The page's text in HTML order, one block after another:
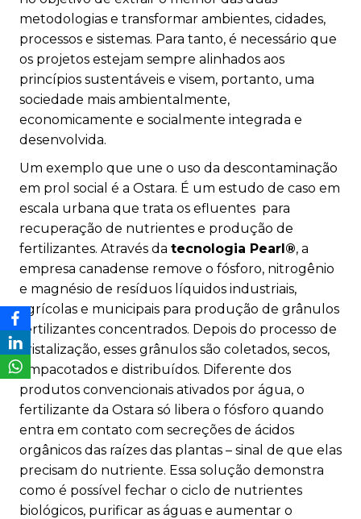
metodologias e transformar ambientes, cidades,
processos e sistemas. Para tanto, é necessário que
os projetos estejam sempre alinhados aos
princípios sustentáveis e visem, portanto, uma
sociedade mais ambientalmente,
economicamente e socialmente integrada e
desenvolvida.
Um exemplo que une o uso da descontaminação
em prol social é a Ostara. É um estudo de caso em
escala urbana que trata os efluentes para
recuperação de nutrientes e produção de
fertilizantes. Através da tecnologia Pearl®, a
empresa canadense remove o fósforo, nitrogênio
e magnésio de resíduos líquidos industriais,
agrícolas e municipais para produção de grânulos
fertilizantes concentrados. Depois do processo de
cristalização, esses grânulos são coletados, secos,
empacotados e distribuídos. Diferente dos
produtos convencionais ativados por água, o
fertilizante da Ostara só libera o fósforo quando
entra em contato com secreções de ácidos
orgânicos das raízes das plantas – sinal de que elas
precisam do nutriente. Essa solução demonstra
como é possível fechar o ciclo de nutrientes
biológicos, purificar as águas e aumentar o